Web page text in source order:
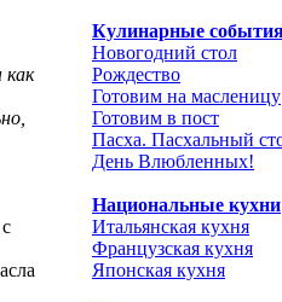
как
Кулинарные
Новогодний стол
Рождество
Готовим на масленицу
Готовим в пост
Пасха. Пасхальный
День Влюбленных!
Национальные кухни
Итальянская кухня
Французская кухня
Японская кухня